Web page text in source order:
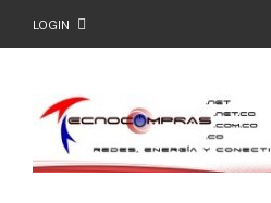
LOGIN